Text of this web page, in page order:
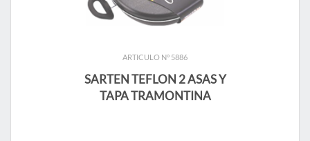
ARTICULO N° 5886
SARTEN TEFLON 2 ASAS Y
TAPA TRAMONTINA